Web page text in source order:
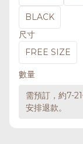
BLACK
尺寸
FREE SIZE
數量
需預訂，約7-
安排退款。